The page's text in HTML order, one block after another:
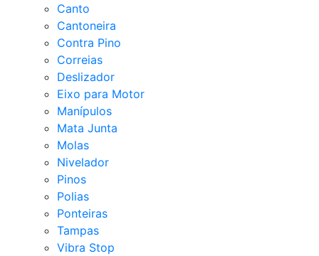
Canto
Cantoneira
Contra Pino
Correias
Deslizador
Eixo para Motor
Manípulos
Mata Junta
Molas
Nivelador
Pinos
Polias
Ponteiras
Tampas
Vibra Stop